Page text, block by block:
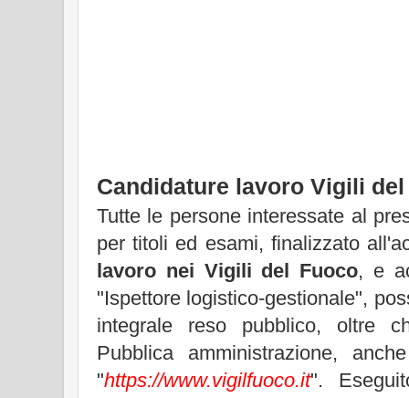
Candidature lavoro Vigili
Tutte le persone interessate al
per titoli ed esami, finalizzato
lavoro nei Vigili del Fuoco, e
"Ispettore logistico-gestionale",
integrale reso pubblico, oltre
Pubblica amministrazione,
"https://www.vigilfuoco.it".